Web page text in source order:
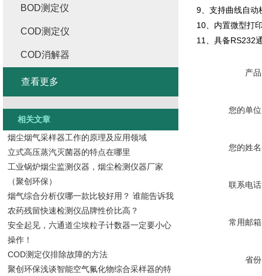
9、支持曲线自动
10、内置微型打
11、具备RS232
产
您的单
您的姓
联系电
常用邮
省
BOD测定仪
COD测定仪
COD消解器
查看更多
相关文章
烟尘烟气采样器工作的原理及应用领域
立式高压蒸汽灭菌器的特点在哪里
工业锅炉烟尘监测仪器，烟尘检测仪器厂家
（聚创环保）
烟气综合分析仪哪一款比较好用？ 谁能告诉我
农药残留快速检测仪品牌性价比高？
安全起见，六通道尘埃粒子计数器一定要小心
操作！
COD测定仪排除故障的方法
聚创环保浅谈智能空气氟化物综合采样器的特